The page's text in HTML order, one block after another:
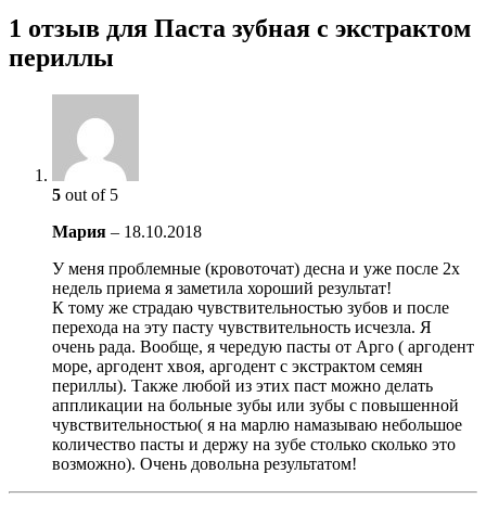
1 отзыв для Паста зубная с экстрактом
периллы
5 out of 5
Мария – 18.10.2018
У меня проблемные (кровоточат) десна и уже после 2х
недель приема я заметила хороший результат!
К тому же страдаю чувствительностью зубов и после
перехода на эту пасту чувствительность исчезла. Я
очень рада. Вообще, я чередую пасты от Арго ( аргодент
море, аргодент хвоя, аргодент с экстрактом семян
периллы). Также любой из этих паст можно делать
аппликации на больные зубы или зубы с повышенной
чувствительностью( я на марлю намазываю небольшое
количество пасты и держу на зубе столько сколько это
возможно). Очень довольна результатом!